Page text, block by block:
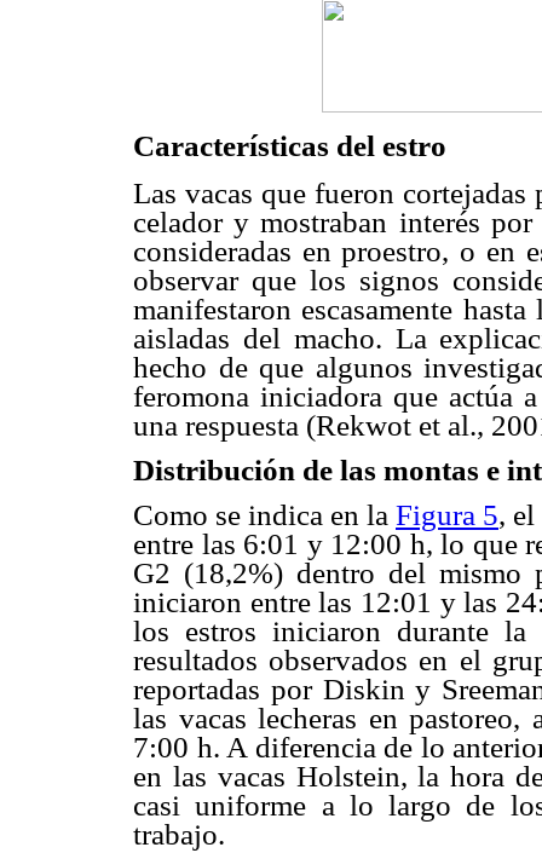
Características del estro
Las vacas que fueron
celador y mostraban interés
consideradas en proestro, o en
observar que los signos
manifestaron escasamente
aisladas del macho. La
hecho de que algunos
feromona iniciadora que actúa
una respuesta (Rekwot et al.,
Distribución de las montas e
Como se indica en la Figura 5,
entre las 6:01 y 12:00 h, lo que
G2 (18,2%) dentro del mismo
iniciaron entre las 12:01 y las
los estros iniciaron durante
resultados observados en el
reportadas por Diskin y
las vacas lecheras en
7:00 h. A diferencia de lo
en las vacas Holstein, la hora
casi uniforme a lo largo de
trabajo.